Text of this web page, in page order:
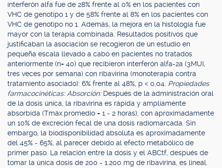
interferón alfa fue de 28% frente al 0% en los pacientes con
VHC de genotipo 1 y de 58% frente al 8% en los pacientes con
VHC de genotipo no 1. Además, la mejora en la histología fue
mayor con la terapia combinada. Resultados positivos que
justificaban la asociación se recogieron de un estudio en
pequeña escala llevado a cabo en pacientes no tratados
anteriormente (n= 40) que recibieron interferón alfa-2a (3MUI,
tres veces por semana) con ribavirina (monoterapia contra
tratamiento asociado): 6% frente al 48%, p < 0,04. Propiedades
farmacocinéticas: Absorción: Después de la administración oral
de la dosis única, la ribavirina es rápida y ampliamente
absorbida (Tmáx.promedio = 1 - 2 horas), con aproximadamente
un 10% de excreción fecal de una dosis radiomarcada. Sin
embargo, la biodisponibilidad absoluta es aproximadamente
del 45% - 65%, al parecer debido al efecto metabólico de
primer paso. La relación entre la dosis y el ABCtf, después de
tomar la única dosis de 200 - 1.200 mg de ribavirina, es lineal.